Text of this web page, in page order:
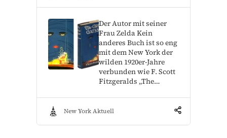
Der Autor mit seiner
Frau Zelda Kein
anderes Buch ist so eng
mit dem New York der
wilden 1920er-Jahre
verbunden wie F. Scott
Fitzgeralds „The…
New York Aktuell